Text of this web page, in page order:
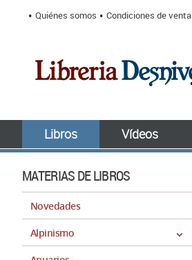
Quiénes somos Condiciones de venta
Libros Vídeos
MATERIAS DE LIBROS
Novedades
Alpinismo